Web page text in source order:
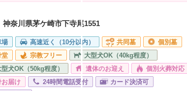
神奈川県茅ケ崎市下寺尾1551
場 高速近く（10分以内） 共同墓
個別墓
堂
宗教フリー
大型犬OK（40kg程度）
型犬OK（50kg程度）
遺体のお迎え
個別火葬対応
お届け
24時間電話受付
カード決済可